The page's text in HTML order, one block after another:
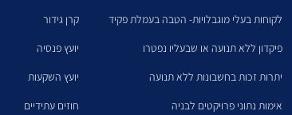
לקוחות בעלי מוגבלויות- הטבה בעמלת פקיד
פיקדון ללא תנועה או שבעליו נפטרו
יתרות זכות בחשבונות ללא תנועה
אימות נתוני פרויקטים לבניה
קרן גידור
יועץ פנסיה
יועץ השקעות
חוזים עתידיים